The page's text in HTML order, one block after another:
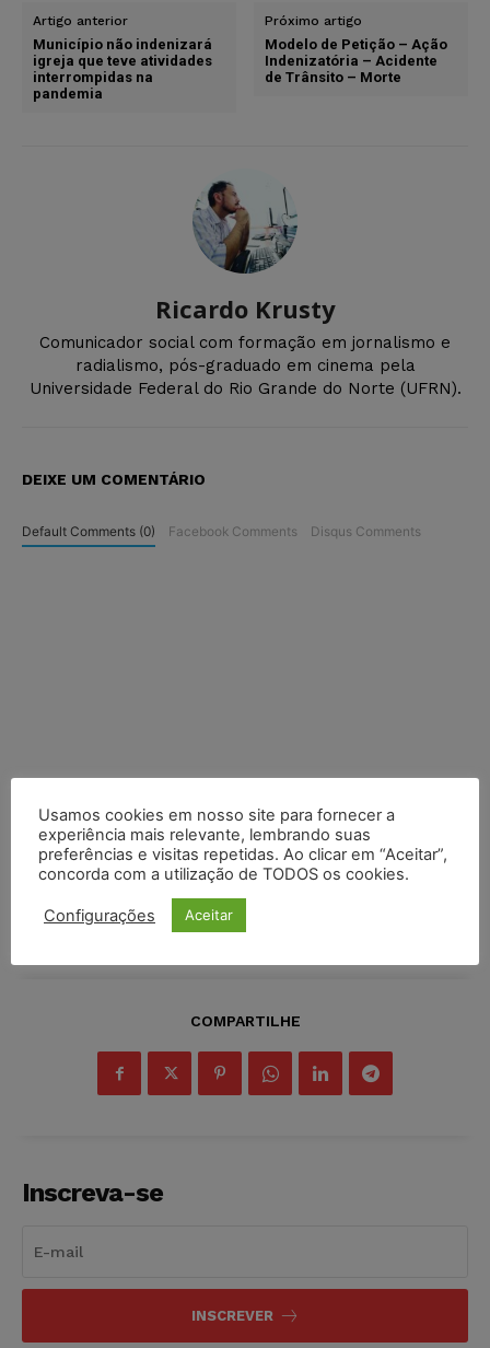
Artigo anterior
Município não indenizará
igreja que teve atividades
interrompidas na
pandemia
Próximo artigo
Modelo de Petição – Ação
Indenizatória – Acidente
de Trânsito – Morte
Ricardo Krusty
Comunicador social com formação em jornalismo e
radialismo, pós-graduado em cinema pela
Universidade Federal do Rio Grande do Norte (UFRN).
DEIXE UM COMENTÁRIO
Default Comments (0) Facebook Comments Disqus Comments
COMPARTILHE
Inscreva-se
INSCREVER
Usamos cookies em nosso site para fornecer a
experiência mais relevante, lembrando suas
preferências e visitas repetidas. Ao clicar em “Aceitar”,
concorda com a utilização de TODOS os cookies.
Configurações Aceitar